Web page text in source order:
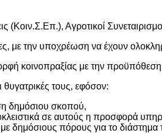
(Κοιν.Σ.Επ.), Αγροτικοί
με την υποχρέωση να έχουν
κοινοπραξίας με την
θυγατρικές τους, εφόσον:
δημόσιου σκοπού,
σε αυτούς η προσφορά
με δημόσιους πόρους για το